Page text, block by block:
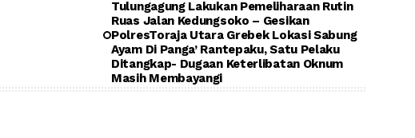
Tulungagung Lakukan Pemeliharaan Rutin
Ruas Jalan Kedungsoko – Gesikan
PolresToraja Utara Grebek Lokasi Sabung
Ayam Di Panga’ Rantepaku, Satu Pelaku
Ditangkap- Dugaan Keterlibatan Oknum
Masih Membayangi